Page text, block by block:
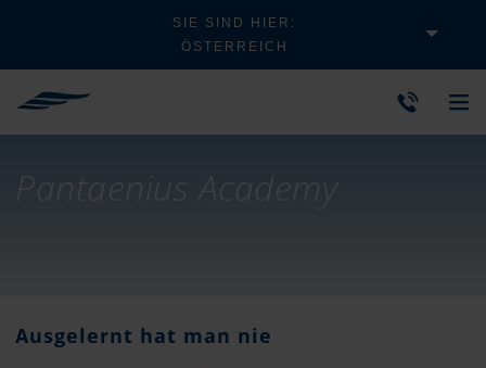
SIE SIND HIER:
ÖSTERREICH
Pantaenius Academy
Ausgelernt hat man nie